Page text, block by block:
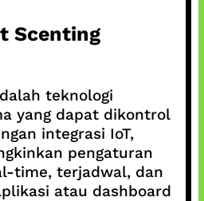
Scenting
teknologi
yang dapat dikontrol
integrasi IoT,
pengaturan
time, terjadwal, dan
atau dashboard